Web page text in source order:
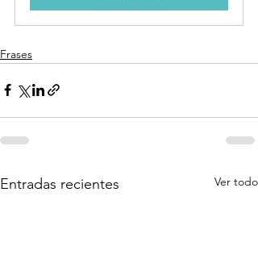
Frases
Entradas recientes Ver todo